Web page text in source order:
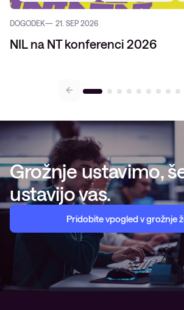
DOGODEK 21. SEP 2026
NIL na NT konferenci 2026
Grožnje ustavimo,
ustavijo vas.
Pridobite vpogled v grožnje